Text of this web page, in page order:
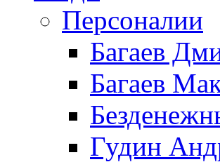
Персоналии
Багаев
Багаев
Гудин